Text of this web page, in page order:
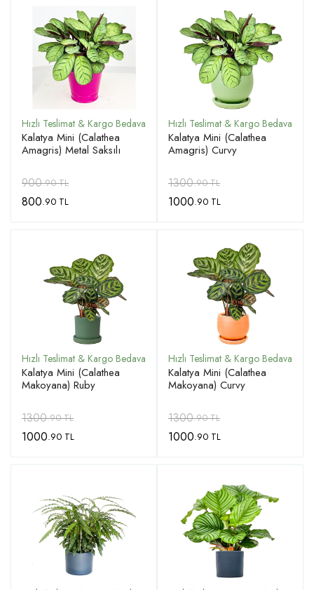
Kalatya Mini (Calathea
Amagris) Metal Saksılı
900.90 TL
800.90 TL
Kalatya Mini (Calathea
Amagris) Curvy
1300.90 TL
1000.90 TL
Kalatya Mini (Calathea
Makoyana) Ruby
1300.90 TL
1000.90 TL
Kalatya Mini (Calathea
Makoyana) Curvy
1300.90 TL
1000.90 TL